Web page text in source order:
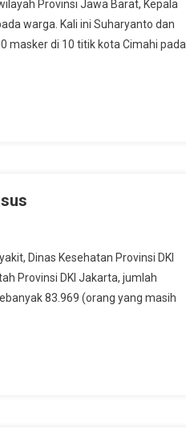
Provinsi Jawa Barat, Kepala
warga. Kali ini Suharyanto dan
masker di 10 titik kota Cimahi pada
Dinas Kesehatan Provinsi DKI
Provinsi DKI Jakarta, jumlah
83.969 (orang yang masih